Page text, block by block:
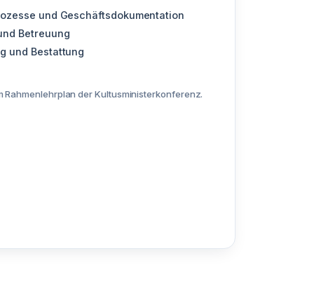
und Geschäftsdokumentation
Betreuung
und Bestattung
Rahmenlehrplan der Kultusministerkonferenz.